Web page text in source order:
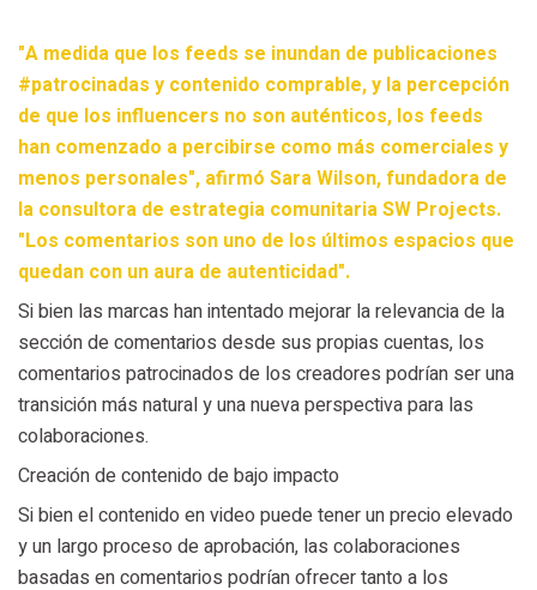
"A medida que los feeds se inundan de publicaciones
#patrocinadas y contenido comprable, y la percepción
de que los influencers no son auténticos, los feeds
han comenzado a percibirse como más comerciales y
menos personales", afirmó Sara Wilson, fundadora de
la consultora de estrategia comunitaria SW Projects.
"Los comentarios son uno de los últimos espacios que
quedan con un aura de autenticidad".
Si bien las marcas han intentado mejorar la relevancia de la
sección de comentarios desde sus propias cuentas, los
comentarios patrocinados de los creadores podrían ser una
transición más natural y una nueva perspectiva para las
colaboraciones.
Creación de contenido de bajo impacto
Si bien el contenido en video puede tener un precio elevado
y un largo proceso de aprobación, las colaboraciones
basadas en comentarios podrían ofrecer tanto a los